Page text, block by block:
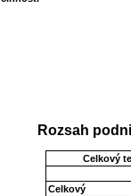
Rozsah
Celkový
Celkový